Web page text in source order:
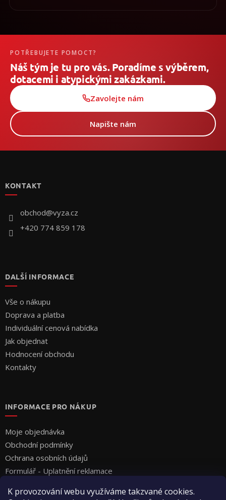
K provozování webu využíváme takzvané cookies.
POTŘEBUJETE POMOCT?
Náš tým je tu pro vás. Poradíme s výběrem,
dotacemi i atypickými zakázkami.
Zavolejte nám
Napište nám
KONTAKT
obchod@vyza.cz
+420 774 859 178
DALŠÍ INFORMACE
Vše o nákupu
Doprava a platba
Individuální cenová nabídka
Jak objednat
Hodnocení obchodu
Kontakty
INFORMACE PRO NÁKUP
Moje objednávka
Obchodní podmínky
Ochrana osobních údajů
Formulář - Uplatnění reklamace